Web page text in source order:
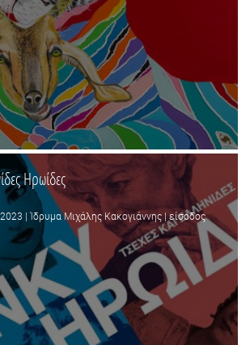
Ηρωίδες
| Ίδρυμα Μιχάλης Κακογιάννης | είσοδος